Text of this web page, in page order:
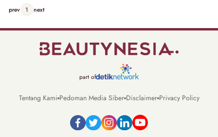
prev 1 next
part of
Tentang Kami Pedoman Media Siber Disclaimer Privacy Policy